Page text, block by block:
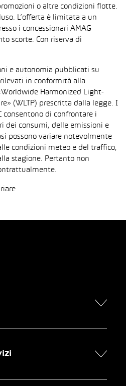
o altre condizioni flotte.
L’offerta è limitata a un
i concessionari AMAG
scorte. Con riserva di
e autonomia pubblicati su
in conformità alla
Harmonized Light-
(WLTP) prescritta dalla legge. I
consentono di confrontare i
dei consumi, delle emissioni e
possono variare notevolmente
condizioni meteo e del traffico,
stagione. Pertanto non